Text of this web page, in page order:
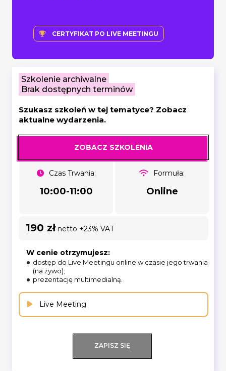
CERTYFIKAT PO LIVE MEETINGU
Szkolenie archiwalne
Brak dostępnych terminów
Szukasz szkoleń w tej tematyce? Zobacz
aktualne wydarzenia.
ZOBACZ SZKOLENIA
Czas Trwania:
10:00-11:00
Formuła:
Online
190 złnetto +23% VAT
W cenie otrzymujesz:
dostęp do Live Meetingu online w czasie jego trwania
(na żywo);
prezentację multimedialną.
Live Meeting
ZAPISZ SIĘ